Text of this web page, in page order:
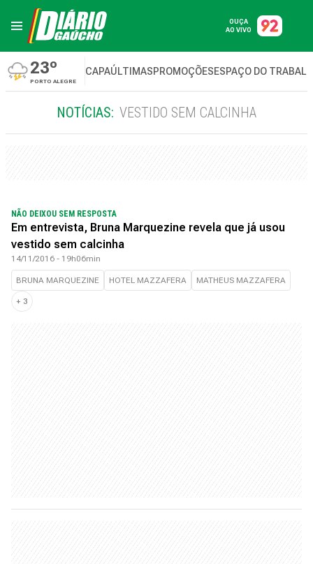
OUÇA
AO VIVO
23º
PORTO ALEGRE
CAPAÚLTIMASPROMOÇÕESESPAÇO DO
NOTÍCIAS: VESTIDO SEM CALCINHA
NÃO DEIXOU SEM RESPOSTA
Em entrevista, Bruna Marquezine revela que já usou
vestido sem calcinha
14/11/2016 - 19h06min
BRUNA MARQUEZINE HOTEL MAZZAFERA MATHEUS MAZZAFERA
+ 3